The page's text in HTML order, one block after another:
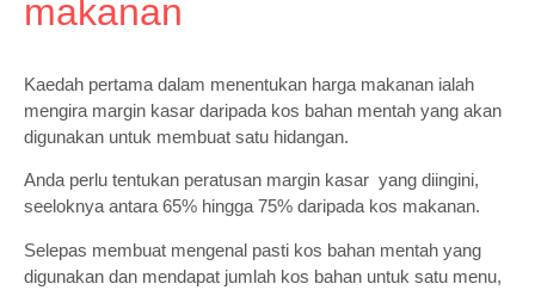
makanan
Kaedah pertama dalam menentukan harga makanan ialah
mengira margin kasar daripada kos bahan mentah yang akan
digunakan untuk membuat satu hidangan.
Anda perlu tentukan peratusan margin kasar yang diingini,
seeloknya antara 65% hingga 75% daripada kos makanan.
Selepas membuat mengenal pasti kos bahan mentah yang
digunakan dan mendapat jumlah kos bahan untuk satu menu,